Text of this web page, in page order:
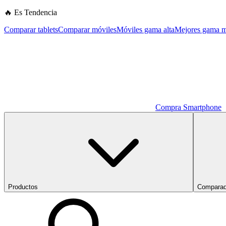
🔥 Es Tendencia
Comparar tabletsComparar móvilesMóviles gama altaMejores gama
Compra Smartphone
Productos